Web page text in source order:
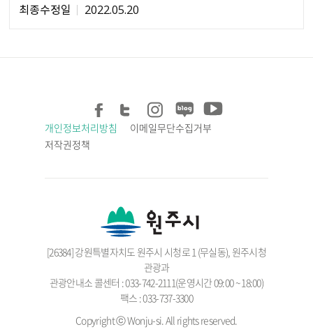
최종수정일 2022.05.20
개인정보처리방침
이메일무단수집거부
저작권정책
[26384] 강원특별자치도 원주시 시청로 1 (무실동), 원주시청
관광과
관광안내소 콜센터 : 033-742-2111(운영시간 09:00 ~ 18:00)
팩스 : 033-737-3300
Copyright ⓒ Wonju-si. All rights reserved.